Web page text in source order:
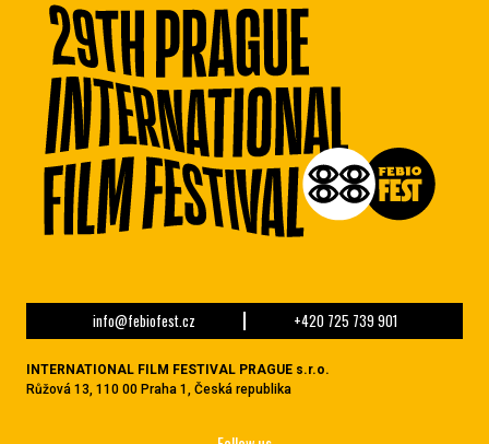
info@febiofest.cz +420 725 739 901
INTERNATIONAL FILM FESTIVAL PRAGUE s.r.o.
Růžová 13, 110 00 Praha 1, Česká republika